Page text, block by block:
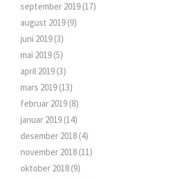
september 2019(17)
august 2019(9)
juni 2019(3)
mai 2019(5)
april 2019(3)
mars 2019(13)
februar 2019(8)
januar 2019(14)
desember 2018(4)
november 2018(11)
oktober 2018(9)